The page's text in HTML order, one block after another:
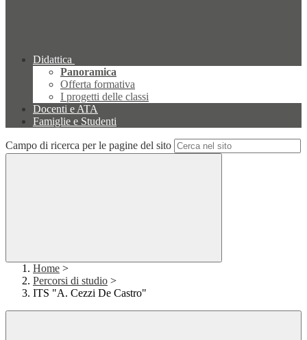
Didattica
Panoramica
Offerta formativa
I progetti delle classi
Docenti e ATA
Famiglie e Studenti
Campo di ricerca per le pagine del sito
Home >
Percorsi di studio >
ITS "A. Cezzi De Castro"